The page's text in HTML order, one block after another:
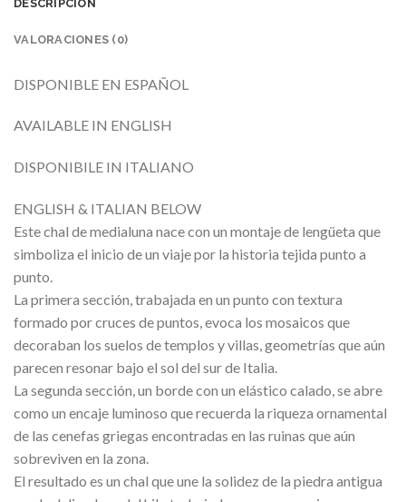
DESCRIPCIÓN
VALORACIONES (0)
DISPONIBLE EN ESPAÑOL
AVAILABLE IN ENGLISH
DISPONIBILE IN ITALIANO
ENGLISH & ITALIAN BELOW
Este chal de medialuna nace con un montaje de lengüeta que
simboliza el inicio de un viaje por la historia tejida punto a
punto.
La primera sección, trabajada en un punto con textura
formado por cruces de puntos, evoca los mosaicos que
decoraban los suelos de templos y villas, geometrías que aún
parecen resonar bajo el sol del sur de Italia.
La segunda sección, un borde con un elástico calado, se abre
como un encaje luminoso que recuerda la riqueza ornamental
de las cenefas griegas encontradas en las ruinas que aún
sobreviven en la zona.
El resultado es un chal que une la solidez de la piedra antigua